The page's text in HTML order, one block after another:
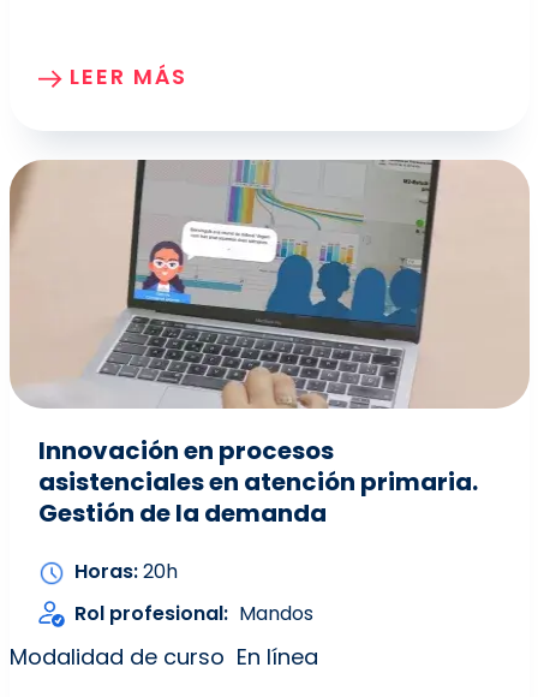
LEER MÁS
Innovación en procesos
asistenciales en atención primaria.
Gestión de la demanda
Horas 20h
Rol profesional
Mandos
Modalidad de curso En línea